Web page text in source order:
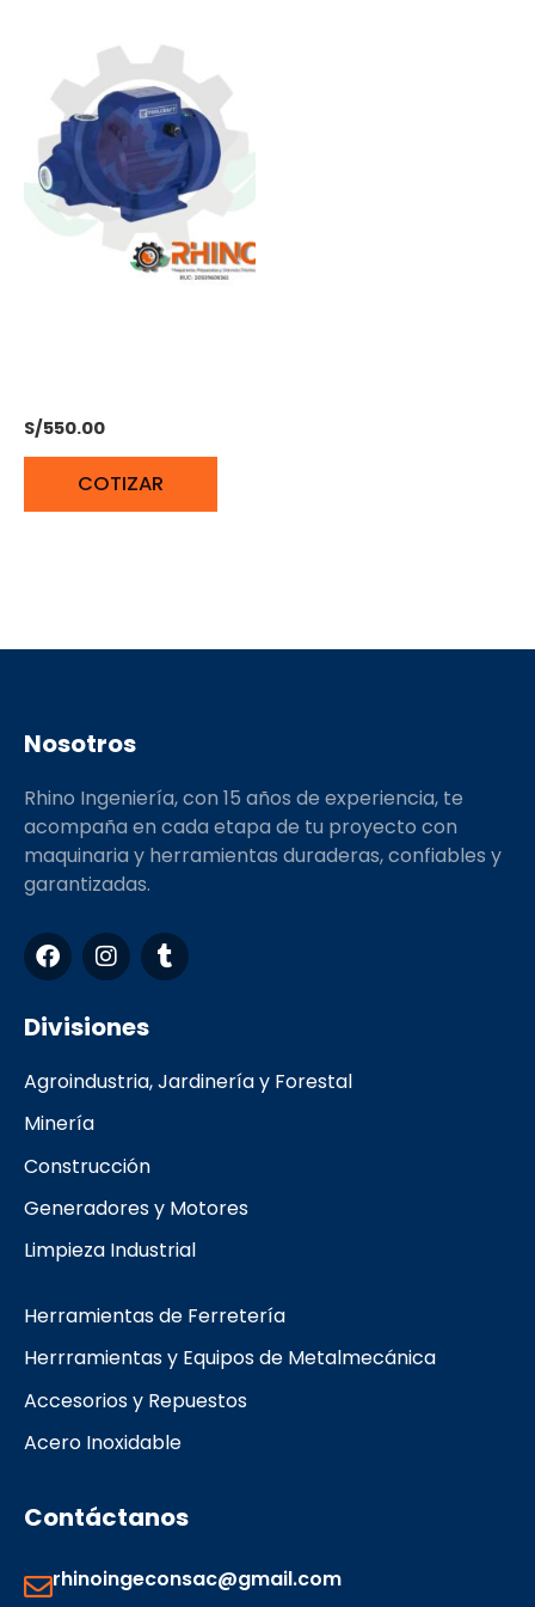
S/550.00
COTIZAR
Nosotros
Rhino Ingeniería, con 15 años de experiencia, te
acompaña en cada etapa de tu proyecto con
maquinaria y herramientas duraderas, confiables y
garantizadas.
F
a
c
e
b
o
k
I
n
s
t
a
r
T
u
m
Divisiones
Agroindustria, Jardinería y Forestal
Minería
Construcción
Generadores y Motores
Limpieza Industrial
Herramientas de Ferretería
Herrramientas y Equipos de Metalmecánica
Accesorios y Repuestos
Acero Inoxidable
Contáctanos
rhinoingeconsac@gmail.com